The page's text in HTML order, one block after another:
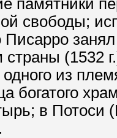
памятники
свободы;
Писарро
(1532
из
богатого
в Потоси